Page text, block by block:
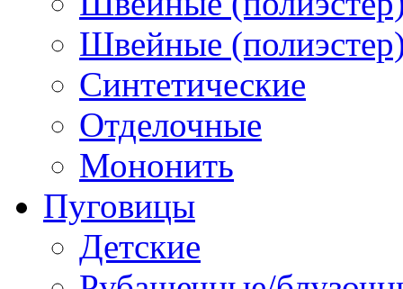
Швейные
Синтетические
Отделочные
Мононить
Пуговицы
Детские